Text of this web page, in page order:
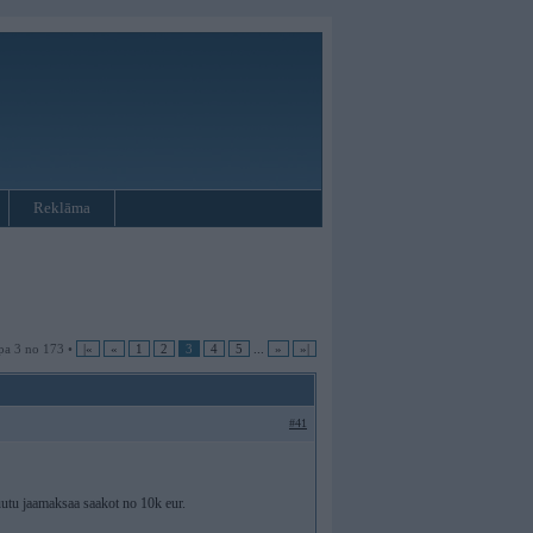
Reklāma
3 no 173 • |« « 1 2 3 4 5 » »|
#41
jaamaksaa saakot no 10k eur.